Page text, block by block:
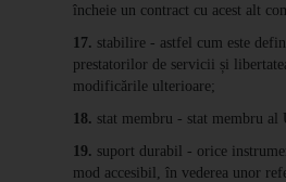
încheie un contract cu acest alt
17. stabilire - astfel cum este
prestatorilor de servicii și
modificările ulterioare;
18. stat membru - stat membru
19. suport durabil - orice
mod accesibil, în vederea unor